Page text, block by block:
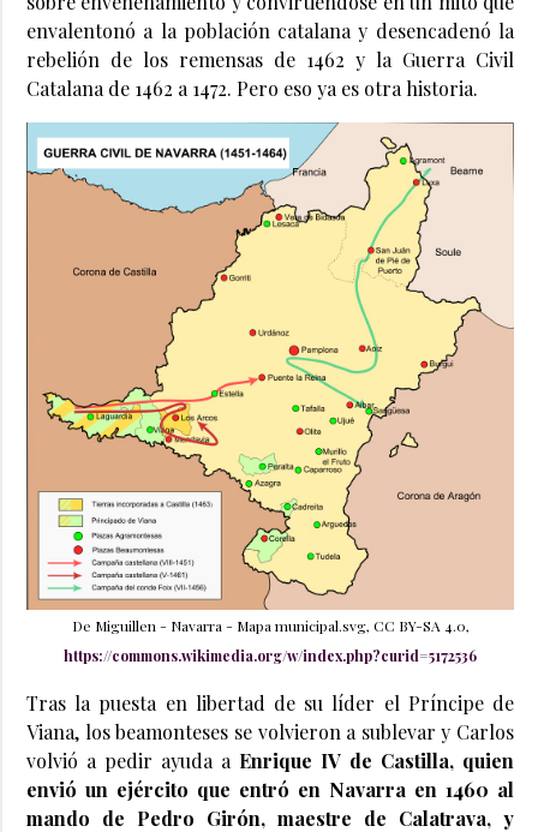
envalentonó a la población catalana y desencadenó la
rebelión de los remensas de 1462 y la Guerra Civil
Catalana de 1462 a 1472. Pero eso ya es otra historia.
De Miguillen - Navarra - Mapa municipal.svg, CC BY-SA 4.0,
https://commons.wikimedia.org/w/index.php?curid=5172536
Tras la puesta en libertad de su líder el Príncipe de
Viana, los beamonteses se volvieron a sublevar y Carlos
volvió a pedir ayuda a Enrique IV de Castilla, quien
envió un ejército que entró en Navarra en 1460 al
mando de Pedro Girón, maestre de Calatrava, y